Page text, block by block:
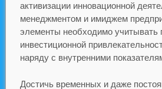
активизации инновационной
менеджментом и имиджем
элементы необходимо учитывать
инвестиционной
наряду с внутренними
Достичь временных и даже